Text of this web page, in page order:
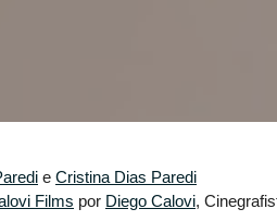
e Cristina Dias Paredi
Films por Diego Calovi,